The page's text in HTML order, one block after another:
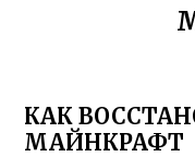
КАК
МАЙНКРАФТ